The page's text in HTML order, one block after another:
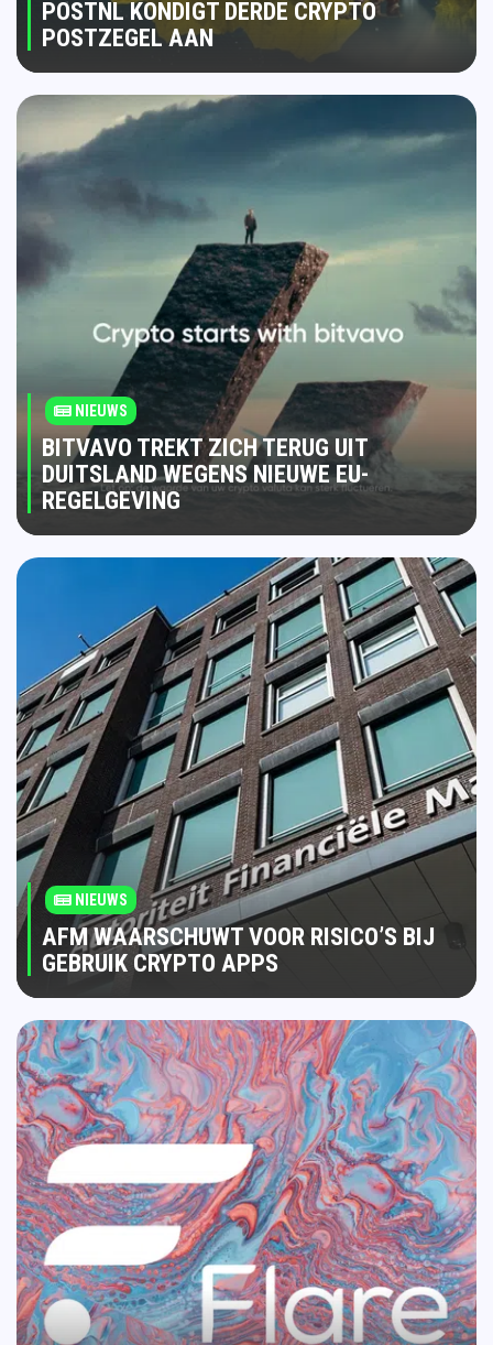
POSTNL KONDIGT DERDE CRYPTO
POSTZEGEL AAN
NIEUWS
BITVAVO TREKT ZICH TERUG UIT
DUITSLAND WEGENS NIEUWE EU-
REGELGEVING
NIEUWS
AFM WAARSCHUWT VOOR RISICO’S BIJ
GEBRUIK CRYPTO APPS